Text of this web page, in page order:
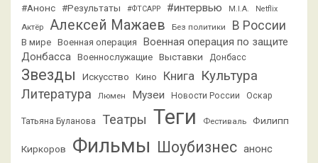
#Анонс #Результаты #ФТСАРР #интервью M.I.A. Netflix
Актёр Алексей Мажаев Без политики В России
В мире Военная операция
Военная операция по защите
Донбасса Военнослужащие Выставки Донбасс
Звезды Искусство Кино Книга Культура
Литература Люмен Музеи Новости России Оскар
Татьяна Буланова Театры Теги Фестиваль Филипп
Киркоров Фильмы Шоубизнес анонс